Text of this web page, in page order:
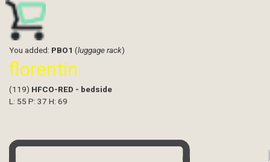
You added: PBO1 (luggage rack)
florentin
(119) HFCO-RED - bedside
L: 55 P: 37 H: 69